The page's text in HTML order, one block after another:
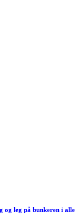
og leg på bunkeren i alle